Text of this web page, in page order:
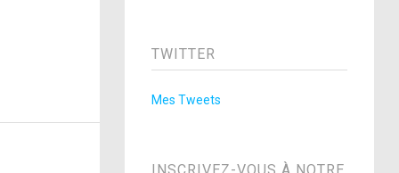
TWITTER
Mes Tweets